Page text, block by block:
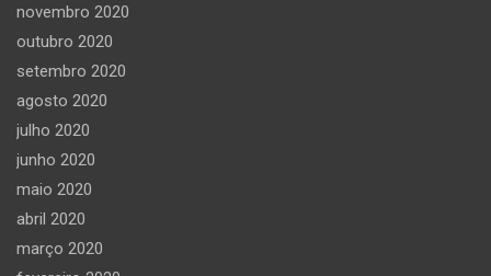
novembro 2020
outubro 2020
setembro 2020
agosto 2020
julho 2020
junho 2020
maio 2020
abril 2020
março 2020